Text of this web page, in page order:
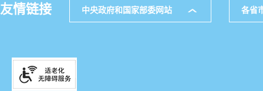
友情链接 中央政府和国家部委网站 各省